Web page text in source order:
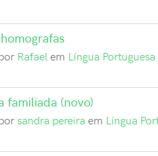
Rafael em Língua Portuguesa
familiada (novo)
sandra pereiraem Língua